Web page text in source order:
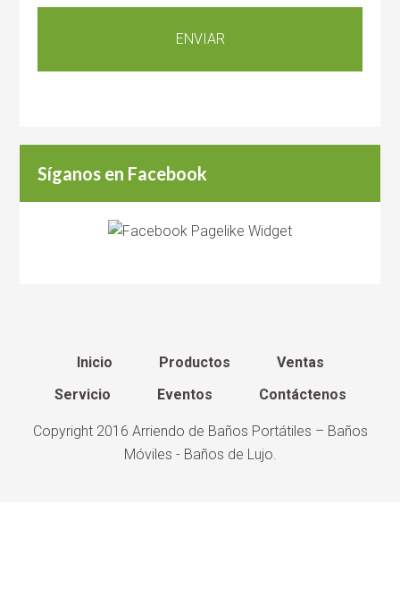
Síganos en Facebook
Inicio Productos
Ventas
Servicio
Eventos Contáctenos
Copyright 2016 Arriendo de Baños Portátiles – Baños
Móviles - Baños de Lujo.